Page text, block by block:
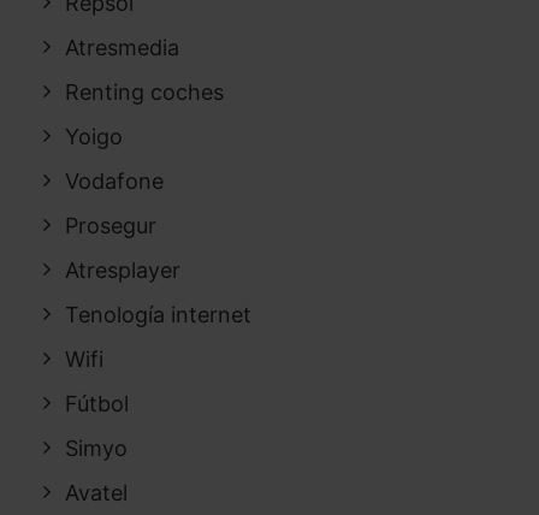
Atresmedia
Renting coches
Yoigo
Vodafone
Prosegur
Atresplayer
Tenología internet
Wifi
Fútbol
Simyo
Avatel